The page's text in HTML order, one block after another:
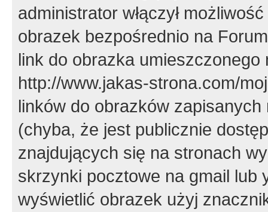
administrator włączył
obrazek bezpośrednio na
link do obrazka
http://www.jakas-strona.com/
linków do obrazków
(chyba, że jest publicznie
znajdujących się na stronach
skrzynki pocztowe na gmail lub
wyświetlić obrazek użyj